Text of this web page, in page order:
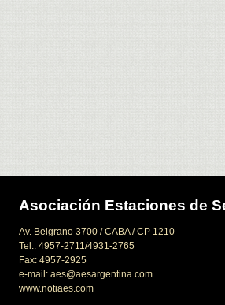
Asociación Estaciones de
Av. Belgrano 3700 / CABA / CP 1210
Tel.: 4957-2711/4931-2765
Fax: 4957-2925
e-mail: aes@aesargentina.com
www.notiaes.com